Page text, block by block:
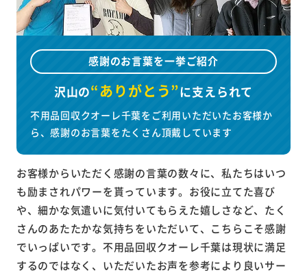
感謝のお言葉を一挙ご紹介
沢山の“ありがとう”に支えられて
不用品回収クオーレ千葉をご利用いただいたお客様か
ら、感謝のお言葉をたくさん頂戴しています
お客様からいただく感謝の言葉の数々に、私たちはいつ
も励まされパワーを貰っています。お役に立てた喜び
や、細かな気遣いに気付いてもらえた嬉しさなど、たく
さんのあたたかな気持ちをいただいて、こちらこそ感謝
でいっぱいです。不用品回収クオーレ千葉は現状に満足
するのではなく、いただいたお声を参考により良いサー